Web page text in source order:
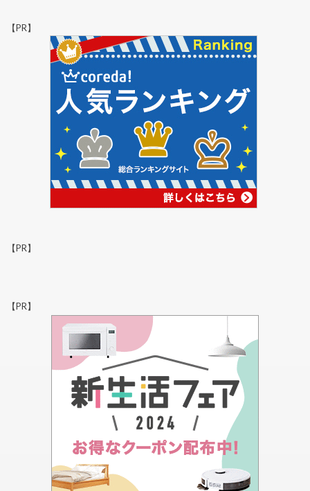
【PR】
【PR】
【PR】